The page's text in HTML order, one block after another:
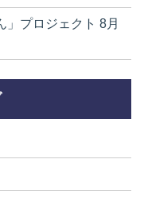
」プロジェクト 8月